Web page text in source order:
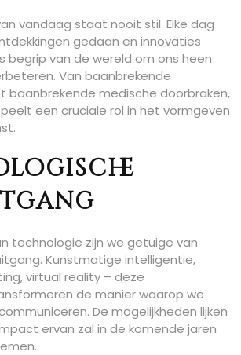
vandaag staat nooit stil. Elke dag
gedaan en innovaties
begrip van de wereld om ons heen
Van baanbrekende
baanbrekende medische doorbraken,
een cruciale rol in het vormgeven
technologie zijn we getuige van
Kunstmatige intelligentie,
virtual reality – deze
de manier waarop we
De mogelijkheden lijken
ervan zal in de komende jaren